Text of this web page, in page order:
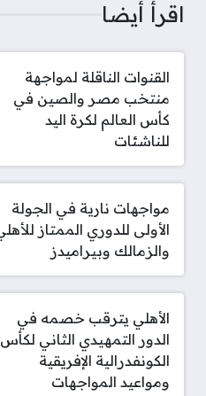
اقرأ أيضا
القنوات الناقلة لمواجهة
منتخب مصر والصين في
كأس العالم لكرة اليد
للناشئات
مواجهات نارية في الجولة
الأولى للدوري الممتاز
والزمالك وبيراميدز
الأهلي يترقب خصمه في
الدور التمهيدي الثاني لكأس
الكونفدرالية الإفريقية
ومواعيد المواجهات